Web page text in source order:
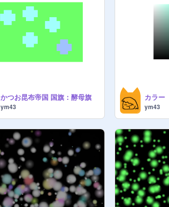
かつお昆布帝国 国旗：酵母旗
ym43
カラー
ym43